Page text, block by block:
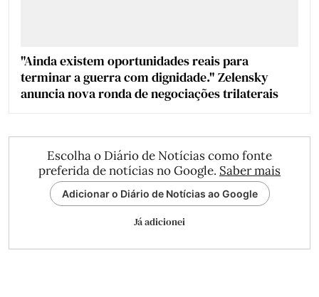
"Ainda existem oportunidades reais para
terminar a guerra com dignidade." Zelensky
anuncia nova ronda de negociações trilaterais
Escolha o Diário de Notícias como fonte
preferida de notícias no Google. Saber mais
Adicionar o Diário de Notícias ao Google
Já adicionei